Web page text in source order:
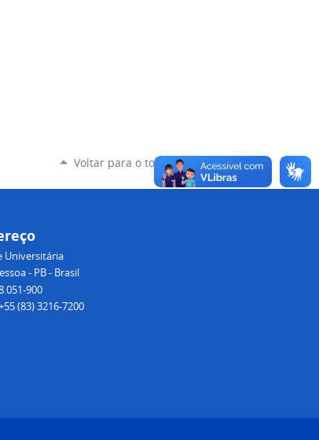
Voltar para o topo
Universitária
- PB - Brasil
900
(83) 3216-7200